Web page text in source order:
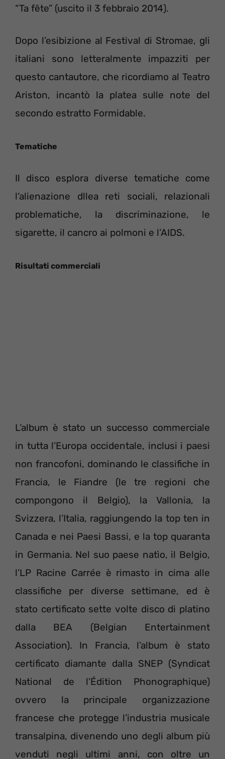
“Ta fête” (uscito il 3 febbraio 2014).
Dopo l’esibizione al Festival di Stromae, gli
italiani sono letteralmente impazziti per
questo cantautore, che ricordiamo al Teatro
Ariston, incantò la platea sulle note del
secondo estratto Formidable.
Tematiche
Il disco esplora diverse tematiche come
l’alienazione dllea reti sociali, relazionali
problematiche, la discriminazione, le
sigarette, il cancro ai polmoni e l’AIDS.
Risultati commerciali
L’album è stato un successo commerciale
in tutta l’Europa occidentale, inclusi i paesi
non francofoni, dominando le classifiche in
Francia, le Fiandre (le tre regioni che
compongono il Belgio), la Vallonia, la
Svizzera, l’Italia, raggiungendo la top ten in
Canada e nei Paesi Bassi, e la top quaranta
in Germania. Nel suo paese natìo, il Belgio,
l’LP Racine Carrée è rimasto in cima alle
classifiche per diverse settimane, ed è
stato certificato sette volte disco di platino
dalla BEA (Belgian Entertainment
Association). In Francia, l’album è stato
certificato diamante dalla SNEP (Syndicat
National de l’Édition Phonographique)
ovvero la principale organizzazione
francese che protegge l’industria musicale
transalpina, divenendo uno degli album più
venduti negli ultimi anni, con oltre un